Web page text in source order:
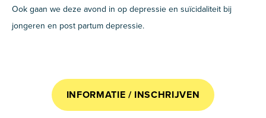
Ook gaan we deze avond in op depressie en suïcidaliteit bij
jongeren en post partum depressie.
INFORMATIE / INSCHRIJVEN